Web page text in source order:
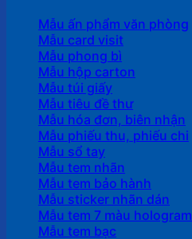
Mẫu ấn phẩm văn phòng
Mẫu card visit
Mẫu phong bì
Mẫu hộp carton
Mẫu túi giấy
Mẫu tiêu đề thư
Mẫu hóa đơn, biên nhận
Mẫu phiếu thu, phiếu chi
Mẫu sổ tay
Mẫu tem nhãn
Mẫu tem bảo hành
Mẫu sticker nhãn dán
Mẫu tem 7 màu hologram
Mẫu tem bạc